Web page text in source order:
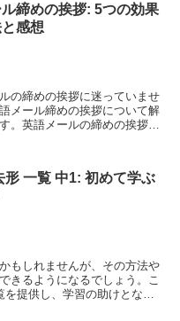
締めの挨拶: 5つの効果
感想
の締めの挨拶に迷っていませ
メール締めの挨拶について解
。英語メールの締めの挨拶は
形 一覧 中1: 初めて学ぶ
もしれませんが、その方法や
きるようになるでしょう。こ
提供し、学習の助けとなる